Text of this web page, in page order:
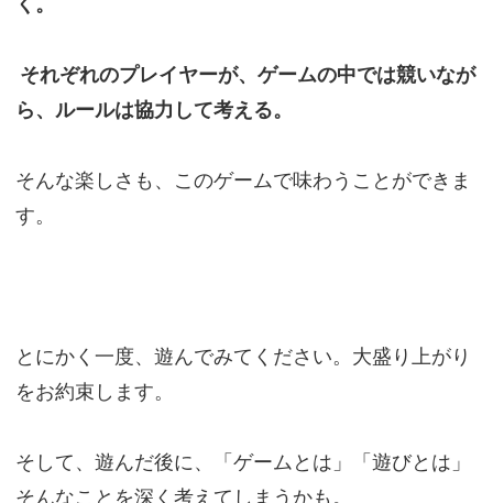
それぞれのプレイヤーが、ゲームの中では競いなが
ら、ルールは協力して考える。
そんな楽しさも、このゲームで味わうことができま
す。
とにかく一度、遊んでみてください。大盛り上がり
をお約束します。
そして、遊んだ後に、「ゲームとは」「遊びとは」
そんなことを深く考えてしまうかも。